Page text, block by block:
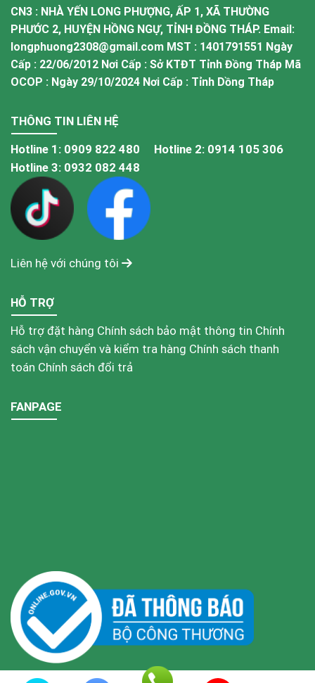
CN3 : NHÀ YẾN LONG PHƯỢNG, ẤP 1, XÃ THƯỜNG
PHƯỚC 2, HUYỆN HỒNG NGỰ, TỈNH ĐỒNG THÁP. Email:
longphuong2308@gmail.com MST : 1401791551 Ngày
Cấp : 22/06/2012 Nơi Cấp : Sở KTĐT Tỉnh Đồng Tháp Mã
OCOP : Ngày 29/10/2024 Nơi Cấp : Tỉnh Dồng Tháp
THÔNG TIN LIÊN HỆ
Hotline 1: 0909 822 480 Hotline 2: 0914 105 306
Hotline 3: 0932 082 448
Liên hệ với chúng tôi
HỖ TRỢ
Hỗ trợ đặt hàng Chính sách bảo mật thông tin Chính
sách vận chuyển và kiểm tra hàng Chính sách thanh
toán Chính sách đổi trả
FANPAGE